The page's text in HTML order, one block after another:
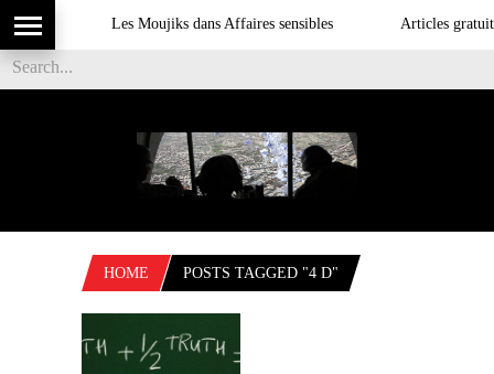
Les Moujiks dans Affaires sensibles Articles
HOME POSTS TAGGED "4 D"